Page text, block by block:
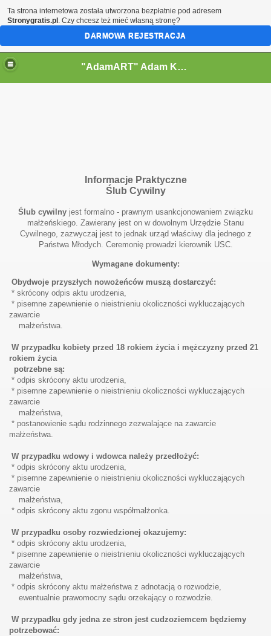
"AdamART" Adam Kostecki Bielsko-Biała - Krajobrazy
Informacje Praktyczne
Ślub Cywilny
Ślub cywilny jest formalno - prawnym usankcjonowaniem związku
małżeńskiego. Zawierany jest on w dowolnym Urzędzie Stanu
Cywilnego, zazwyczaj jest to jednak urząd właściwy dla jednego z
Państwa Młodych. Ceremonię prowadzi kierownik USC.
Wymagane dokumenty:
Obydwoje przyszłych nowożeńców muszą dostarczyć:
* skrócony odpis aktu urodzenia,
* pisemne zapewnienie o nieistnieniu okoliczności wykluczających
zawarcie
małżeństwa.
W przypadku kobiety przed 18 rokiem życia i mężczyzny przed 21
rokiem życia
potrzebne są:
* odpis skrócony aktu urodzenia,
* pisemne zapewnienie o nieistnieniu okoliczności wykluczających
zawarcie
małżeństwa,
* postanowienie sądu rodzinnego zezwalające na zawarcie
małżeństwa.
W przypadku wdowy i wdowca należy przedłożyć:
* odpis skrócony aktu urodzenia,
* pisemne zapewnienie o nieistnieniu okoliczności wykluczających
zawarcie
małżeństwa,
* odpis skrócony aktu zgonu współmałżonka.
W przypadku osoby rozwiedzionej okazujemy:
* odpis skrócony aktu urodzenia,
* pisemne zapewnienie o nieistnieniu okoliczności wykluczających
zawarcie
małżeństwa,
* odpis skrócony aktu małżeństwa z adnotacją o rozwodzie,
ewentualnie prawomocny sądu orzekający o rozwodzie.
W przypadku gdy jedna ze stron jest cudzoziemcem będziemy
potrzebować:
Ta strona internetowa została utworzona bezpłatnie pod adresem
Stronygratis.pl . Czy chcesz też mieć własną stronę?
DARMOWA REJESTRACJA